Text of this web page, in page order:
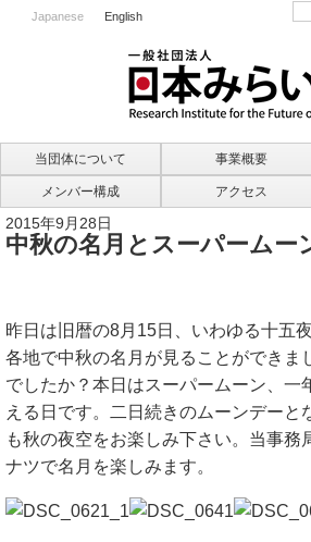
Japanese English
当団体について 事業概要
メンバー構成 アクセス
2015年9月28日
中秋の名月とスーパームー
昨日は旧暦の8月15日、いわゆる十五
各地で中秋の名月が見ることができま
でしたか？本日はスーパームーン、一
える日です。二日続きのムーンデーと
も秋の夜空をお楽しみ下さい。当事務
ナツで名月を楽しみます。